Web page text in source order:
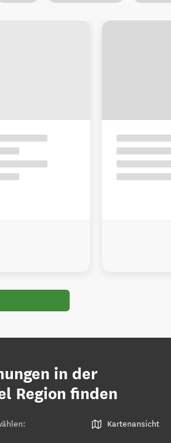
in der
Region finden
: Kartenansicht